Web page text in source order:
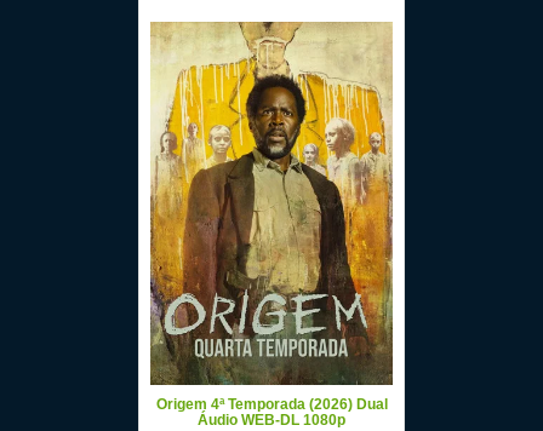
Origem 4ª Temporada (2026) Dual
Áudio WEB-DL 1080p